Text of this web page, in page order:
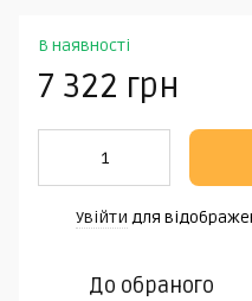
В наявності
7 322 грн
Увійти для
До обраного